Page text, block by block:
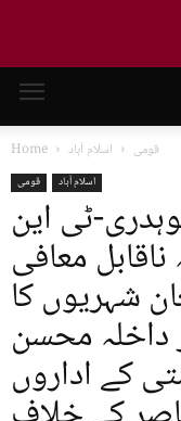
Home قومی اسلام آباد
قومی اسلام آباد
ٹی این
معافی
شہریوں کا
داخلہ محسن
کے اداروں